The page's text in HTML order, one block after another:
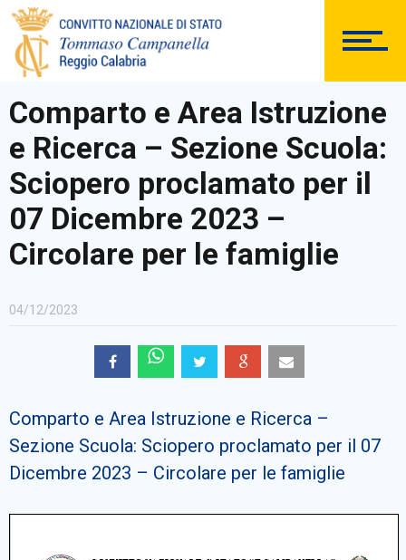
DOCUMENTAZIONE
PERSONALE
Comunicazioni Esterne
BACHECA SINDACALE
Cerca
Comparto e Area Istruzione
e Ricerca – Sezione Scuola:
Sciopero proclamato per il
07 Dicembre 2023 –
Circolare per le famiglie
04/12/2023
Comparto e Area Istruzione e Ricerca –
Sezione Scuola: Sciopero proclamato per il 07
Dicembre 2023 – Circolare per le famiglie